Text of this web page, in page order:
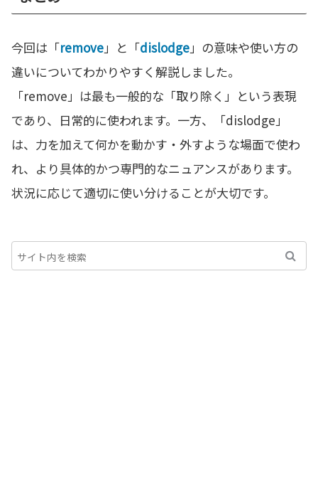
今回は「remove」と「dislodge」の意味や使い方の
違いについてわかりやすく解説しました。
「remove」は最も一般的な「取り除く」という表現
であり、日常的に使われます。一方、「dislodge」
は、力を加えて何かを動かす・外すような場面で使わ
れ、より具体的かつ専門的なニュアンスがあります。
状況に応じて適切に使い分けることが大切です。